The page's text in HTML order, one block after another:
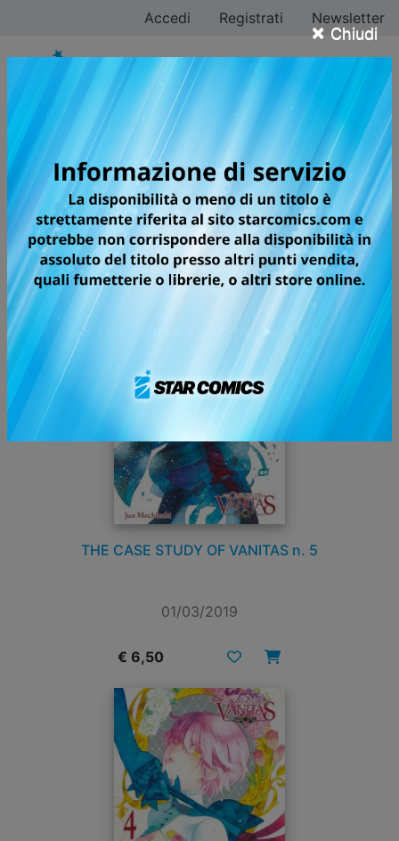
× Chiudi
Accedi Registrati Newsletter
Jun Mochizuki
Tutti i fumetti
Pagina 2 di 3
THE CASE STUDY OF VANITAS n. 5
01/03/2019
€ 6,50